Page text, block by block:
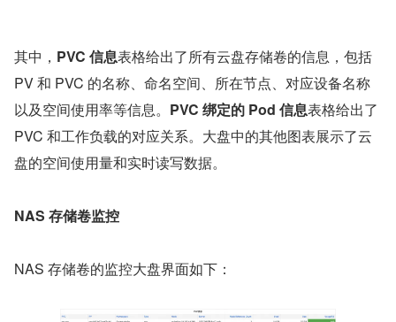
其中， PVC 信息表格给出了所有云盘存储卷的信息，包括
PV 和 PVC 的名称、命名空间、所在节点、对应设备名称
以及空间使用率等信息。 PVC 绑定的 Pod 信息表格给出了
PVC 和工作负载的对应关系。大盘中的其他图表展示了云
盘的空间使用量和实时读写数据。
NAS 存储卷监控
NAS 存储卷的监控大盘界面如下：